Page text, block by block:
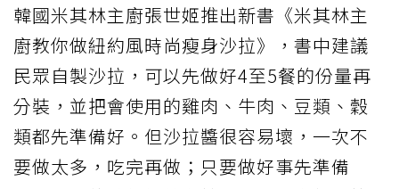
韓國米其林主廚張世姬推出新書《米其林主
廚教你做紐約風時尚瘦身沙拉》，書中建議
民眾自製沙拉，可以先做好4至5餐的份量再
分裝，並把會使用的雞肉、牛肉、豆類、穀
類都先準備好。但沙拉醬很容易壞，一次不
要做太多，吃完再做；只要做好事先準備